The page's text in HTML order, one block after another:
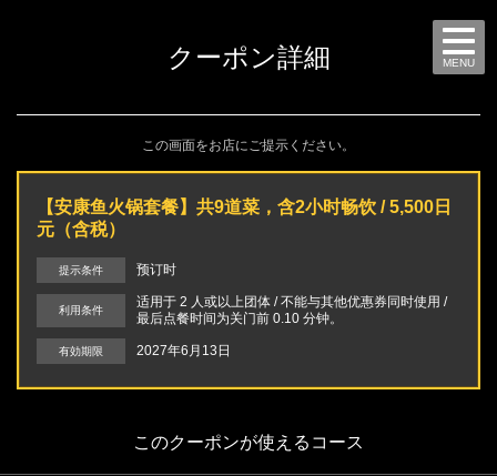
MENU
クーポン詳細
この画面をお店にご提示ください。
【安康鱼火锅套餐】共9道菜，含2小时畅饮 / 5,500日
元（含税）
提示条件 预订时
利用条件
适用于 2 人或以上团体 / 不能与其他优惠券同时使用 /
最后点餐时间为关门前 0.10 分钟。
有効期限 2027年6月13日
このクーポンが使えるコース